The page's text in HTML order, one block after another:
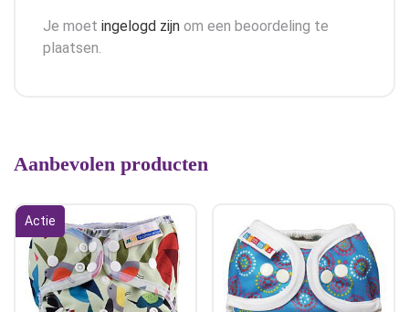
Je moet ingelogd zijn om een beoordeling te
plaatsen.
Aanbevolen producten
Actie